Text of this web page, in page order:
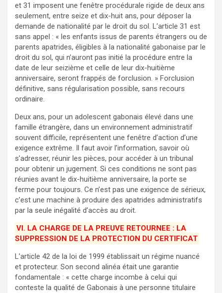
et 31 imposent une fenêtre procédurale rigide de deux ans
seulement, entre seize et dix-huit ans, pour déposer la
demande de nationalité par le droit du sol. L’article 31 est
sans appel : « les enfants issus de parents étrangers ou de
parents apatrides, éligibles à la nationalité gabonaise par le
droit du sol, qui n’auront pas initié la procédure entre la
date de leur seizième et celle de leur dix-huitième
anniversaire, seront frappés de forclusion. » Forclusion
définitive, sans régularisation possible, sans recours
ordinaire.
Deux ans, pour un adolescent gabonais élevé dans une
famille étrangère, dans un environnement administratif
souvent difficile, représentent une fenêtre d’action d’une
exigence extrême. Il faut avoir l’information, savoir où
s’adresser, réunir les pièces, pour accéder à un tribunal
pour obtenir un jugement. Si ces conditions ne sont pas
réunies avant le dix-huitième anniversaire, la porte se
ferme pour toujours. Ce n’est pas une exigence de sérieux,
c’est une machine à produire des apatrides administratifs
par la seule inégalité d’accès au droit.
VI. LA CHARGE DE LA PREUVE RETOURNEE : LA
SUPPRESSION DE LA PROTECTION DU CERTIFICAT
L’article 42 de la loi de 1999 établissait un régime nuancé
et protecteur. Son second alinéa était une garantie
fondamentale : « cette charge incombe à celui qui
conteste la qualité de Gabonais à une personne titulaire